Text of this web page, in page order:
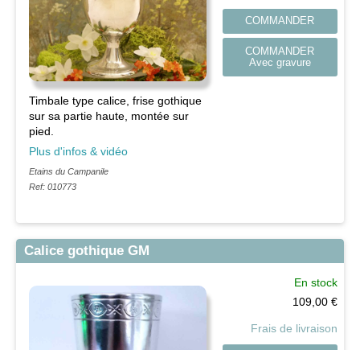
Timbale type calice, frise gothique
sur sa partie haute, montée sur
pied.
Plus d'infos & vidéo
Etains du Campanile
Ref: 010773
COMMANDER
COMMANDER
Avec gravure
Calice gothique GM
En stock
109,00 €
Frais de livraison